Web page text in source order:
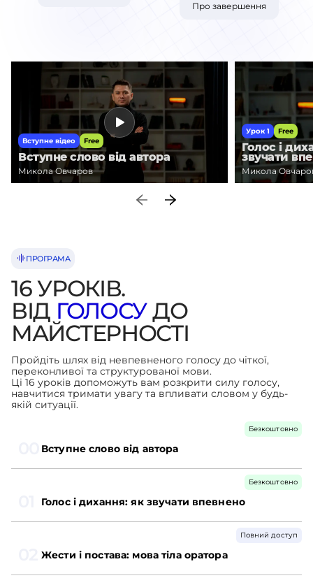
Про завершення
Вступне відео Free
Вступне слово від автора
Микола Овчаров
Урок 1 Free
Голос і
звучати
Микола
ПРОГРАМА
16 УРОКІВ.
ВІД ГОЛОСУДО
МАЙСТЕРНОСТІ
Пройдіть шлях від невпевненого голосу до чіткої,
переконливої та структурованої мови.
Ці 16 уроків допоможуть вам розкрити силу голосу,
навчитися тримати увагу та впливати словом у будь-
якій ситуації.
Вступне слово від автора
Безкоштовно
Голос і дихання: як звучати впевнено
Безкоштовно
Жести і постава: мова тіла оратора
Повний доступ